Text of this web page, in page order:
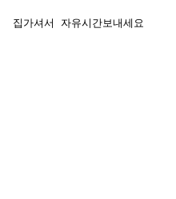
집가셔서 자유시간보내세요